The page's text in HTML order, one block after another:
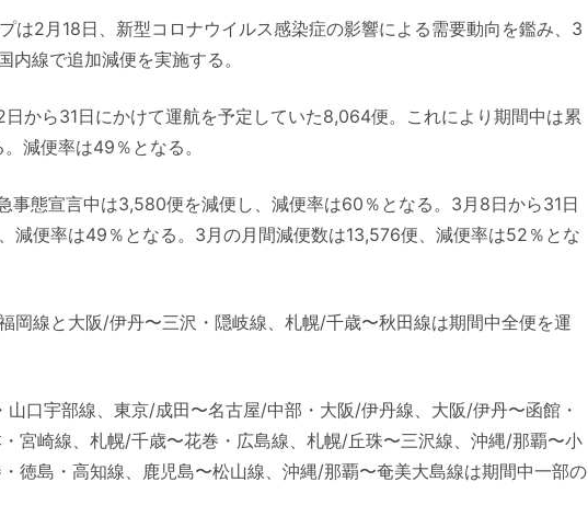
は2月18日、新型コロナウイルス感染症の影響による需要動向を鑑み、3
内線で追加減便を実施する。
から31日にかけて運航を予定していた8,064便。これにより期間中は累
減便率は49％となる。
事態宣言中は3,580便を減便し、減便率は60％となる。3月8日から31日
減便率は49％となる。3月の月間減便数は13,576便、減便率は52％とな
岡線と大阪/伊丹〜三沢・隠岐線、札幌/千歳〜秋田線は期間中全便を運
口宇部線、東京/成田〜名古屋/中部・大阪/伊丹線、大阪/伊丹〜函館・
宮崎線、札幌/千歳〜花巻・広島線、札幌/丘珠〜三沢線、沖縄/那覇〜小
徳島・高知線、鹿児島〜松山線、沖縄/那覇〜奄美大島線は期間中一部の